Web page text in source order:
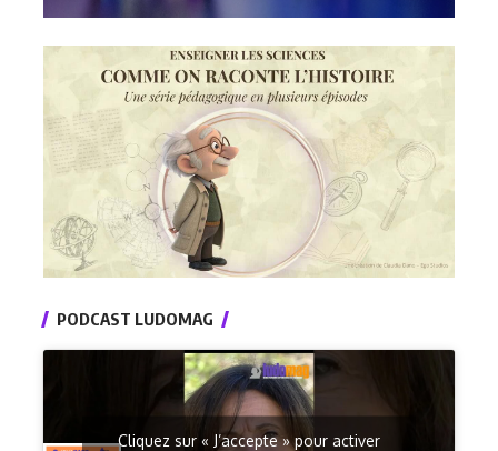
PODCAST LUDOMAG
Cliquez sur « J’accepte » pour activer